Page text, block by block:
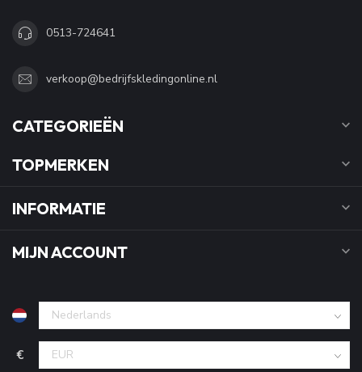
0513-724641
verkoop@bedrijfskledingonline.nl
CATEGORIEËN
TOPMERKEN
INFORMATIE
MIJN ACCOUNT
€